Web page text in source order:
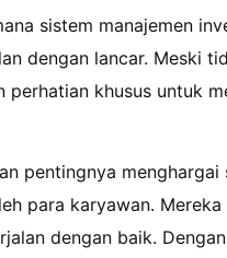
sistem manajemen
dengan lancar. Meski
khusus untuk
pentingnya menghargai
para karyawan.
dengan baik.